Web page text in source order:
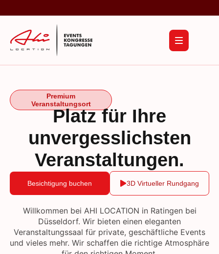
Premium
Veranstaltungsort
Platz für Ihre
unvergesslichsten
Veranstaltungen.
Besichtigung buchen 3D Virtueller Rundgang
Willkommen bei AHI LOCATION in Ratingen bei
Düsseldorf. Wir bieten einen eleganten
Veranstaltungssaal für private, geschäftliche Events
und vieles mehr. Wir schaffen die richtige Atmosphäre